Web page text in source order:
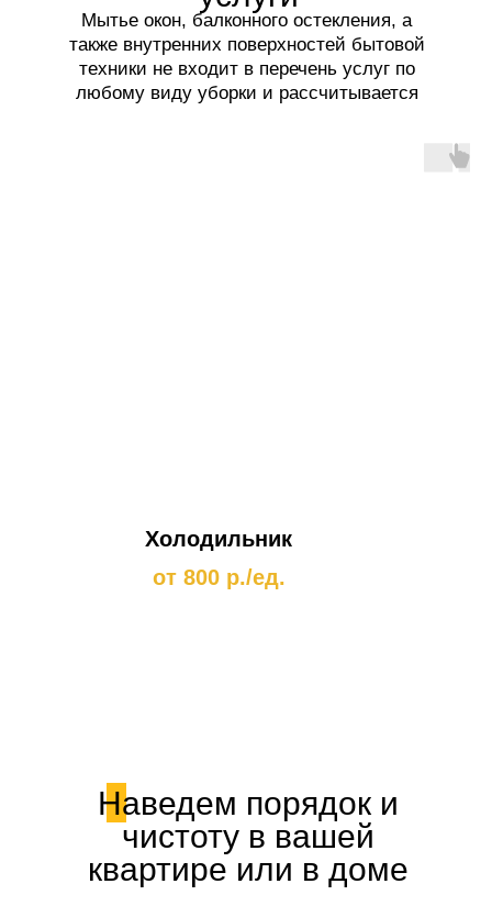
Мытье окон, балконного остекления, а
также внутренних поверхностей бытовой
техники не входит в перечень услуг по
любому виду уборки и рассчитывается
Холодильник
от 800 р./ед.
Наведем порядок и
чистоту в вашей
квартире или в доме